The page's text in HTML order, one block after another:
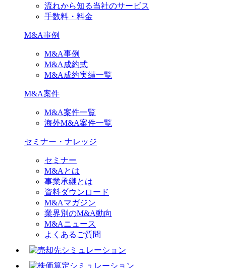
流れから知る当社のサービス
手数料・料金
M&A事例
M&A事例
M&A成約式
M&A成約実績一覧
M&A案件
M&A案件一覧
海外M&A案件一覧
セミナー・ナレッジ
セミナー
M&Aとは
事業承継とは
資料ダウンロード
M&Aマガジン
業界別のM&A動向
M&Aニュース
よくあるご質問